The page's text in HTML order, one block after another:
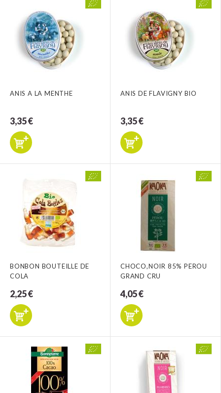
ANIS A LA MENTHE
3,35 €
ANIS DE FLAVIGNY BIO
3,35 €
BONBON BOUTEILLE DE
COLA
2,25 €
CHOCO,NOIR 85% PEROU
GRAND CRU
4,05 €